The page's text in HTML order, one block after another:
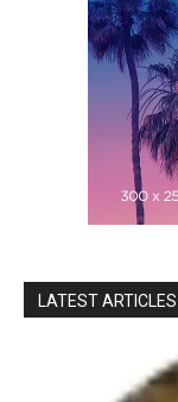
LATEST ARTICLES